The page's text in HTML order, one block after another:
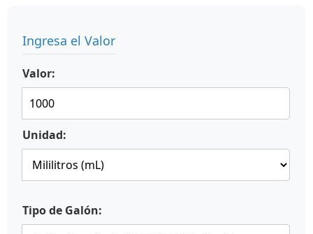
Ingresa el Valor
Valor:
Unidad:
Tipo de Galón: